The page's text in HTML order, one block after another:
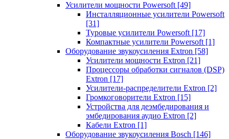
Усилители мощности Powersoft [49]
Инсталляционные усилители Powersoft
[31]
Туровые усилители Powersoft [17]
Компактные усилители Powersoft [1]
Оборудование звукоусиления Extron [58]
Усилители мощности Extron [21]
Процессоры обработки сигналов (DSP)
Extron [17]
Усилители-распределители Extron [2]
Громкоговорители Extron [15]
Устройства для деэмбедирования и
эмбедирования аудио Extron [2]
Кабели Extron [1]
Оборудование звукоусиления Bosch [146]